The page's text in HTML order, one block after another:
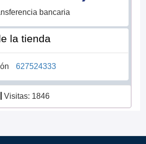
bancaria
la tienda
627524333
Visitas: 1846